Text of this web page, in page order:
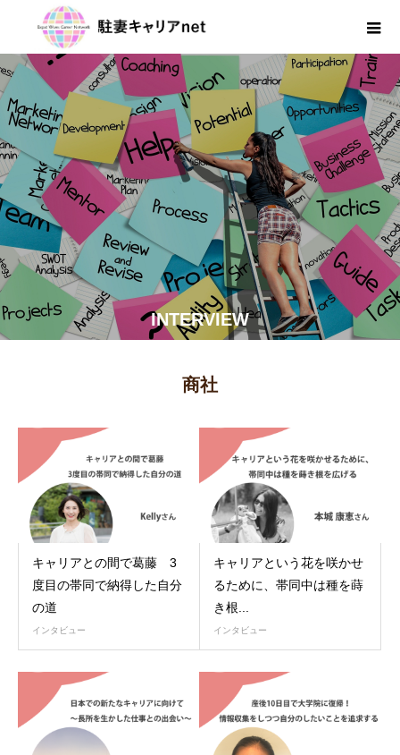
INTERVIEW
商社
キャリアとの間で葛藤 3
度目の帯同で納得した自分
の道
インタビュー
キャリアという花を咲かせ
るために、帯同中は種を蒔
き根...
インタビュー